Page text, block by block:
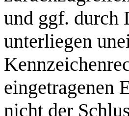
und ggf. durch
unterliegen
eingetragenen
nicht der